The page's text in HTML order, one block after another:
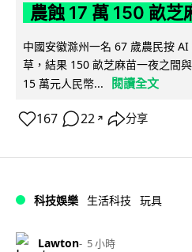
農蝕 17 萬 150 畝芝
中國安徽滁州一名 67 歲農民按
草，結果 150 畝芝麻苗一夜之間
15 萬元人民幣...
閱讀全文
167 22 ↗ 分享
科技娛樂 生活科技 玩具
Lawton 5 小時